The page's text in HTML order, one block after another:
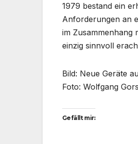
1979 bestand ein
Anforderungen an
im Zusammenhang
einzig sinnvoll
Bild: Neue Geräte
Foto: Wolfgang
Gefällt mir: